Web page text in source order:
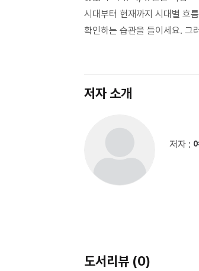
시대부터 현재까지 시대별 흐
확인하는 습관을 들이세요. 그
저자 소개
저자 :
도서리뷰 (0)